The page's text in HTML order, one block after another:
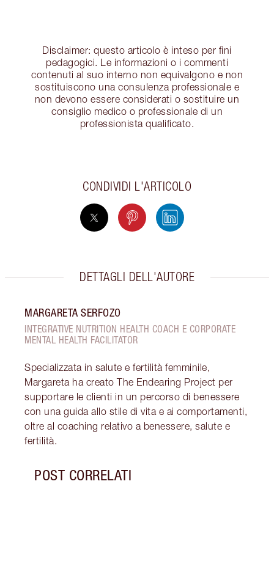
Disclaimer: questo articolo è inteso per fini
pedagogici. Le informazioni o i commenti
contenuti al suo interno non equivalgono e non
sostituiscono una consulenza professionale e
non devono essere considerati o sostituire un
consiglio medico o professionale di un
professionista qualificato.
CONDIVIDI L'ARTICOLO
DETTAGLI DELL'AUTORE
MARGARETA SERFOZO
INTEGRATIVE NUTRITION HEALTH COACH E CORPORATE
MENTAL HEALTH FACILITATOR
Specializzata in salute e fertilità femminile,
Margareta ha creato The Endearing Project per
supportare le clienti in un percorso di benessere
con una guida allo stile di vita e ai comportamenti,
oltre al coaching relativo a benessere, salute e
fertilità.
POST CORRELATI